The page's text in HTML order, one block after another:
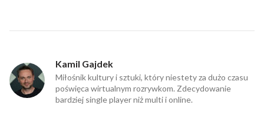
Kamil Gajdek
Miłośnik kultury i sztuki, który niestety za dużo czasu
poświęca wirtualnym rozrywkom. Zdecydowanie
bardziej single player niż multi i online.